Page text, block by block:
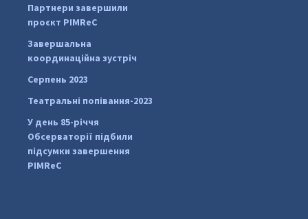
pimrec_project
Партнери завершили
проєкт PIMReC
Завершальна
координаційна зустріч
Серпень 2023
Театральні попівання-2023
У день 85-річчя
Обсерваторії підбили
підсумки завершення
PIMReC